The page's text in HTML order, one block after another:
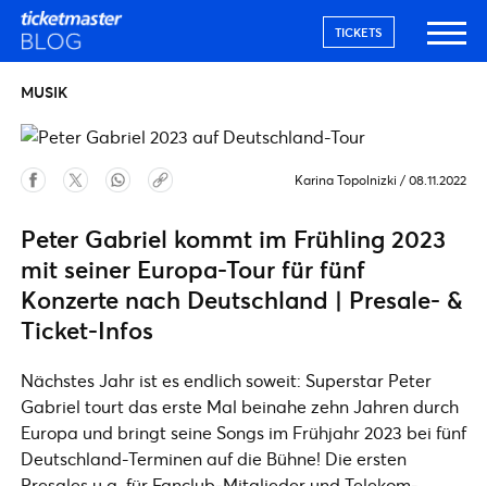
TICKETS
MUSIK
Karina Topolnizki / 08.11.2022
Peter Gabriel kommt im Frühling 2023
mit seiner Europa-Tour für fünf
Konzerte nach Deutschland | Presale- &
Ticket-Infos
Nächstes Jahr ist es endlich soweit: Superstar Peter
Gabriel tourt das erste Mal beinahe zehn Jahren durch
Europa und bringt seine Songs im Frühjahr 2023 bei fünf
Deutschland-Terminen auf die Bühne! Die ersten